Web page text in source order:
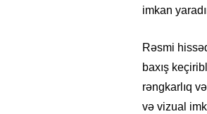
imkan
Rəsmi
baxış
rəngkarlıq
və vizual